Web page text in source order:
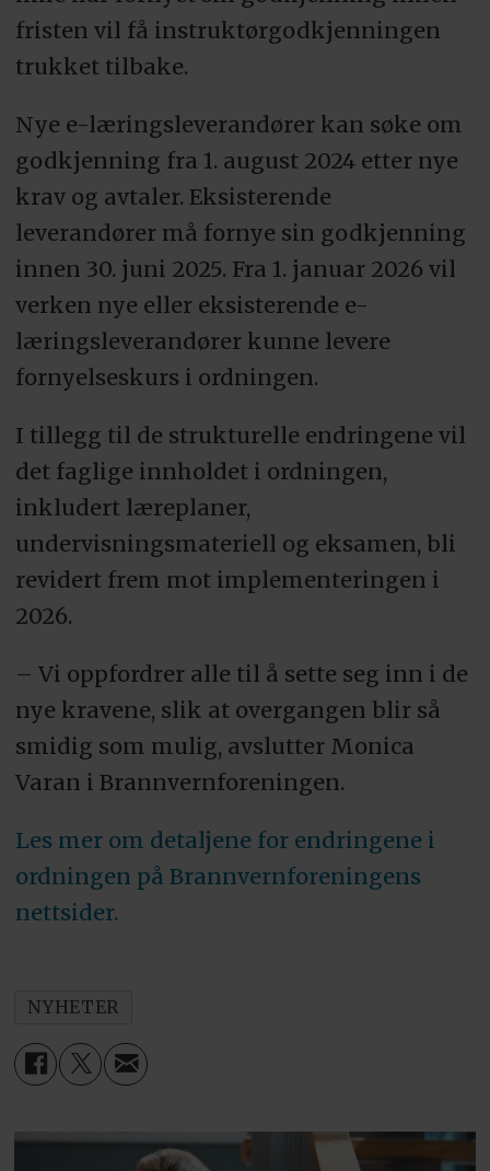
fristen vil få instruktørgodkjenningen
trukket tilbake.
Nye e-læringsleverandører kan søke om
godkjenning fra 1. august 2024 etter nye
krav og avtaler. Eksisterende
leverandører må fornye sin godkjenning
innen 30. juni 2025. Fra 1. januar 2026 vil
verken nye eller eksisterende e-
læringsleverandører kunne levere
fornyelseskurs i ordningen.
I tillegg til de strukturelle endringene vil
det faglige innholdet i ordningen,
inkludert læreplaner,
undervisningsmateriell og eksamen, bli
revidert frem mot implementeringen i
2026.
– Vi oppfordrer alle til å sette seg inn i de
nye kravene, slik at overgangen blir så
smidig som mulig, avslutter Monica
Varan i Brannvernforeningen.
Les mer om detaljene for endringene i
ordningen på Brannvernforeningens
nettsider.
NYHETER